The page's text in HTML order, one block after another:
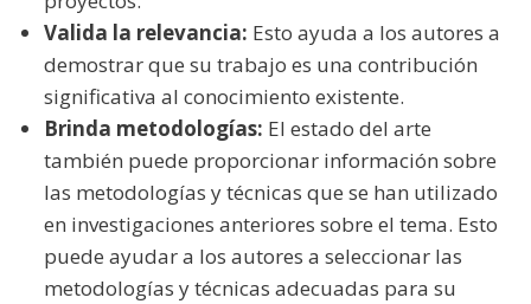
Valida la relevancia: Esto ayuda a los autores a
demostrar que su trabajo es una contribución
significativa al conocimiento existente.
Brinda metodologías: El estado del arte
también puede proporcionar información sobre
las metodologías y técnicas que se han utilizado
en investigaciones anteriores sobre el tema. Esto
puede ayudar a los autores a seleccionar las
metodologías y técnicas adecuadas para su